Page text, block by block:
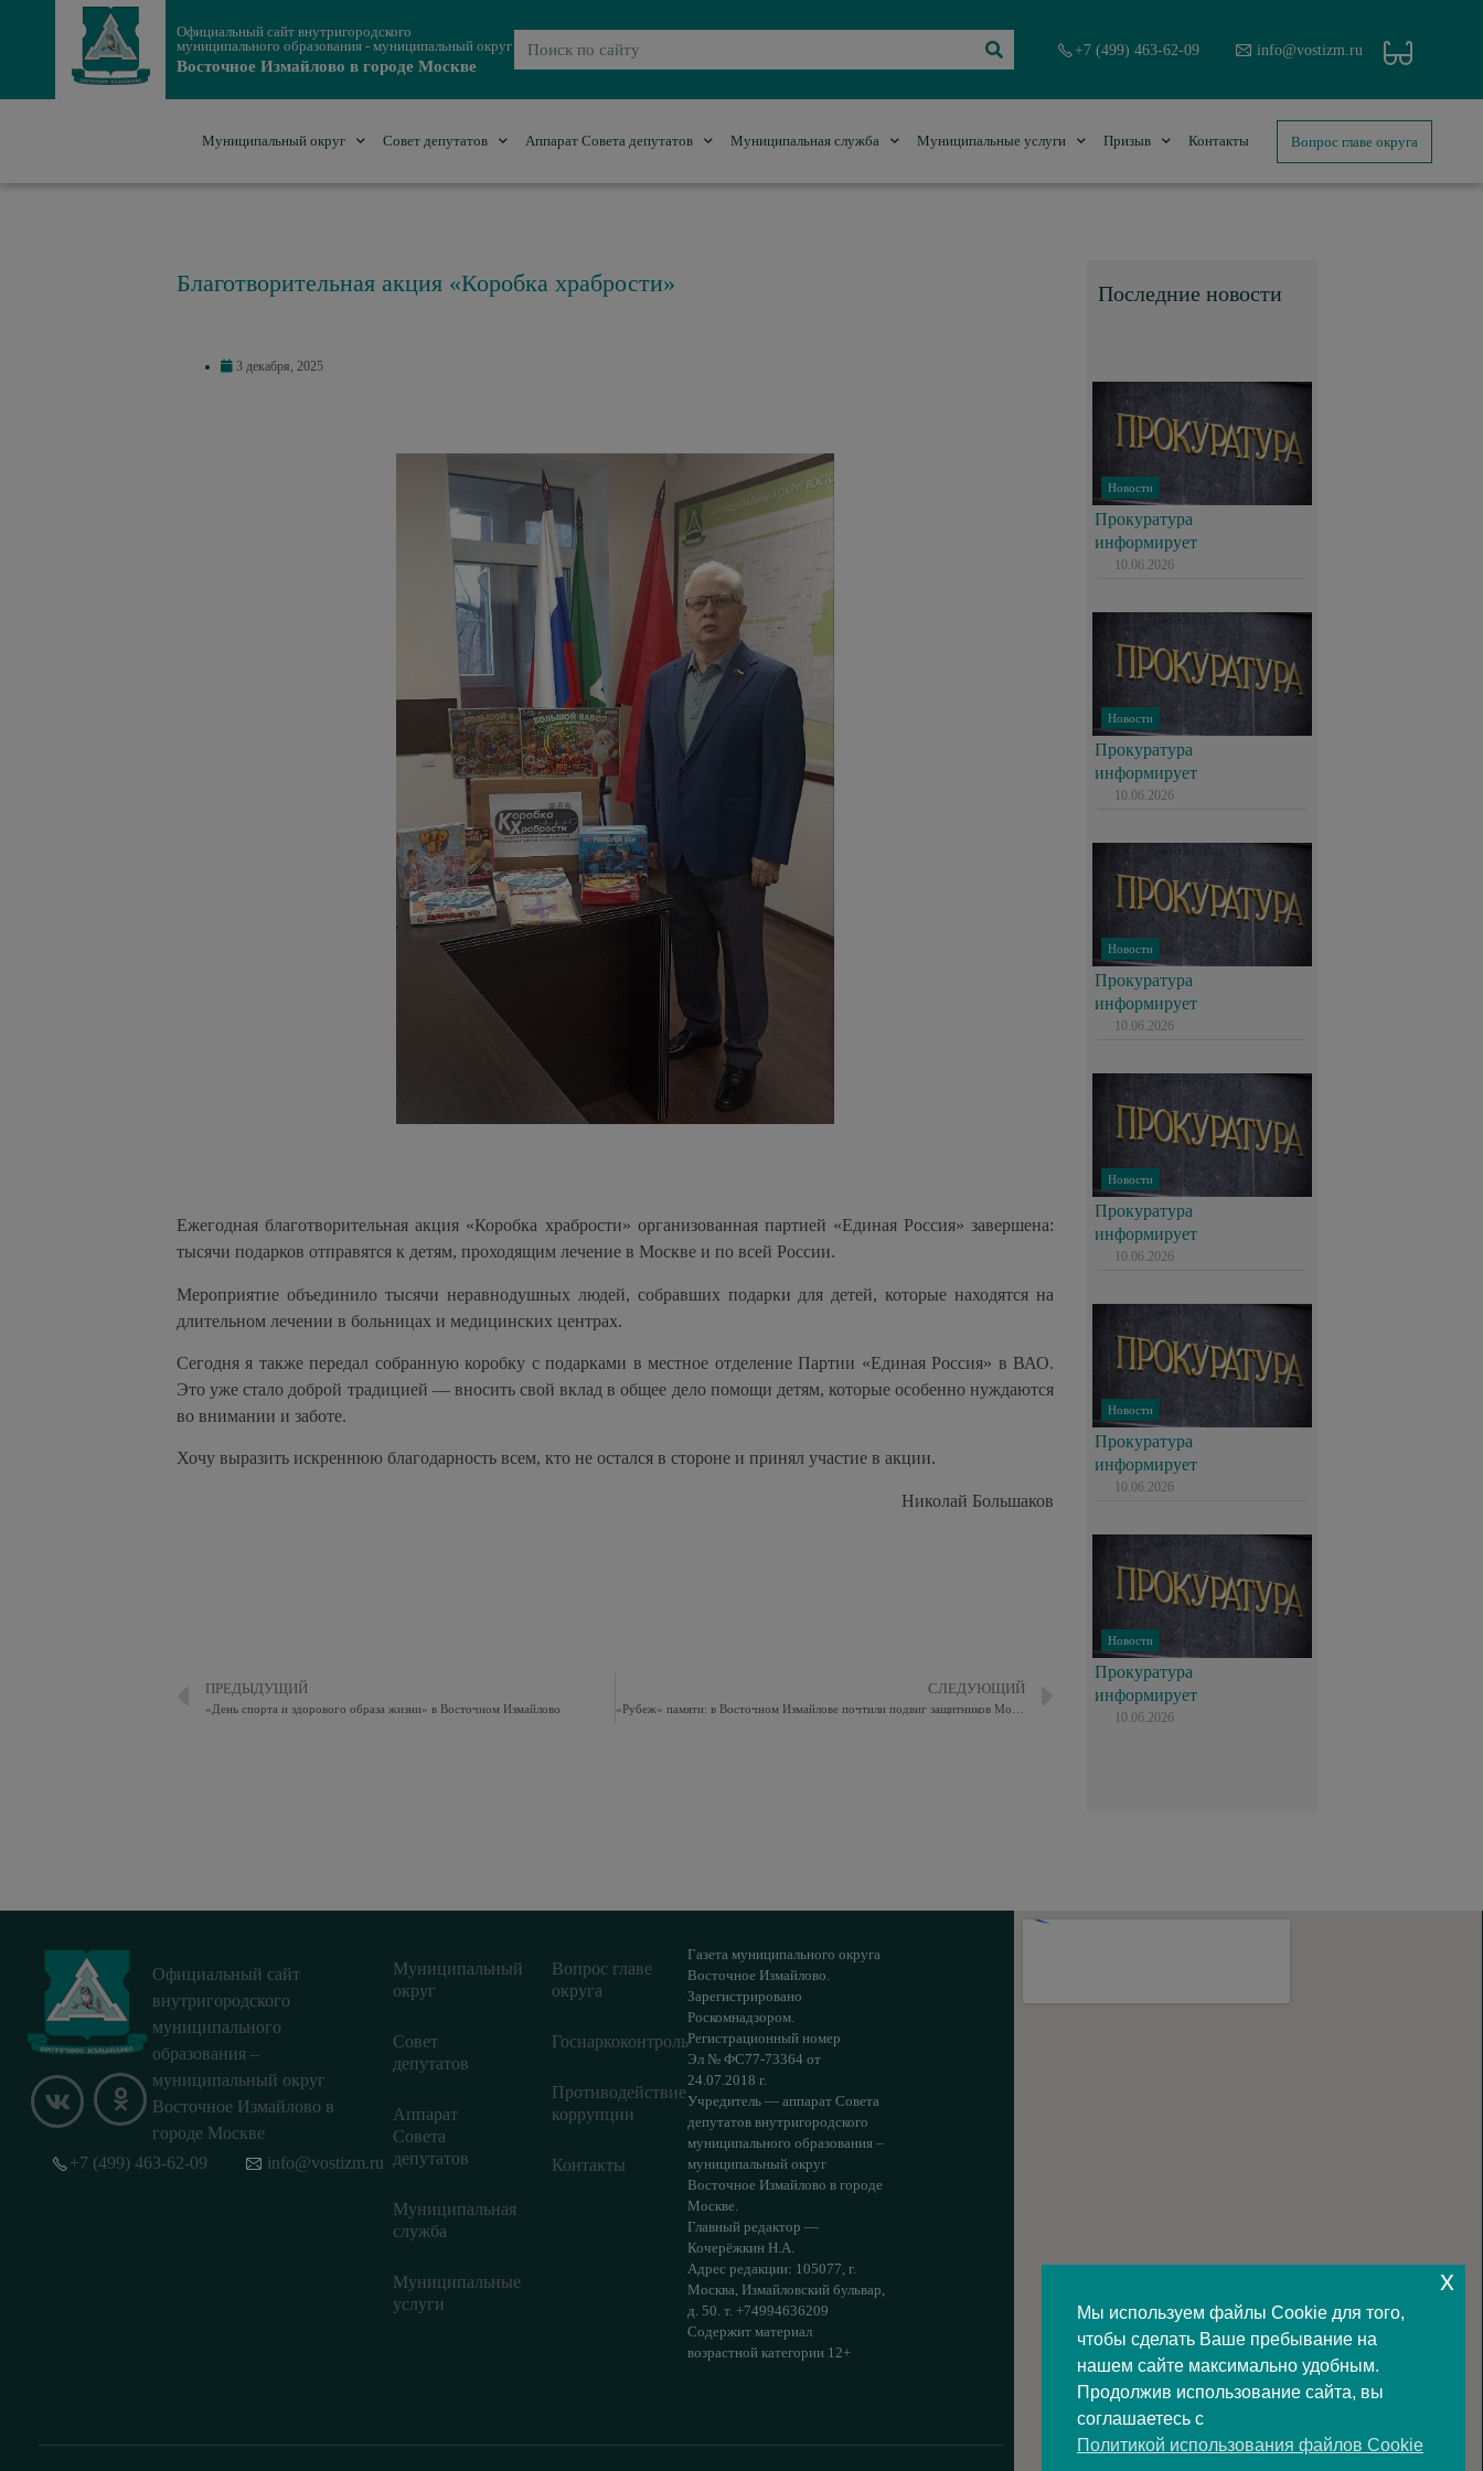
Официальный сайт внутригородского
муниципального образования - муниципальный округ
Восточное Измайлово в городе Москве
+7 (499) 463-62-09 info@vostizm.ru
Муниципальный округ Совет депутатов Аппарат Совета депутатов Муниципальная служба Муниципальные услуги Призыв Контакты Вопрос главе округа
Благотворительная акция «Коробка храбрости»
3 декабря, 2025
Ежегодная благотворительная акция «Коробка храбрости» организованная партией «Единая Россия» завершена:
тысячи подарков отправятся к детям, проходящим лечение в Москве и по всей России.
Мероприятие объединило тысячи неравнодушных людей, собравших подарки для детей, которые находятся на
длительном лечении в больницах и медицинских центрах.
Сегодня я также передал собранную коробку с подарками в местное отделение Партии «Единая Россия» в ВАО.
Это уже стало доброй традицией — вносить свой вклад в общее дело помощи детям, которые особенно нуждаются
во внимании и заботе.
Хочу выразить искреннюю благодарность всем, кто не остался в стороне и принял участие в акции.
Николай Большаков
ПРЕДЫДУЩИЙ
«День спорта и здорового образа жизни»️ в Восточном Измайлово
СЛЕДУЮЩИЙ
Последние новости
Новости
Прокуратура
информирует
10.06.2026
Новости
Прокуратура
информирует
10.06.2026
Новости
Прокуратура
информирует
10.06.2026
Новости
Прокуратура
информирует
10.06.2026
Новости
Прокуратура
информирует
10.06.2026
Новости
Прокуратура
информирует
10.06.2026
Официальный сайт
внутригородского
муниципального
образования –
муниципальный округ
Восточное Измайлово в
городе Москве
Муниципальный
округ
Совет
депутатов
Аппарат
Совета
депутатов
Муниципальная
служба
Муниципальные
услуги
Вопрос главе
округа
Госнаркоконтроль
Противодействие
коррупции
Контакты
Газета муниципального округа
Восточное Измайлово.
Зарегистрировано
Роскомнадзором.
Регистрационный номер
Эл № ФС77-73364 от
24.07.2018 г.
Учредитель — аппарат Совета
депутатов внутригородского
муниципального образования –
муниципальный округ
Восточное Измайлово в городе
Москве.
Главный редактор —
Кочерёжкин Н.А.
Адрес редакции: 105077, г.
Москва, Измайловский бульвар,
д. 50. т. +74994636209
Содержит материал
возрастной категории 12+
+7 (499) 463-62-09 info@vostizm.ru
Мы используем файлы Cookie для того,
чтобы сделать Ваше пребывание на
нашем сайте максимально удобным.
Продолжив использование сайта, вы
соглашаетесь с
Политикой использования файлов Cookie
x